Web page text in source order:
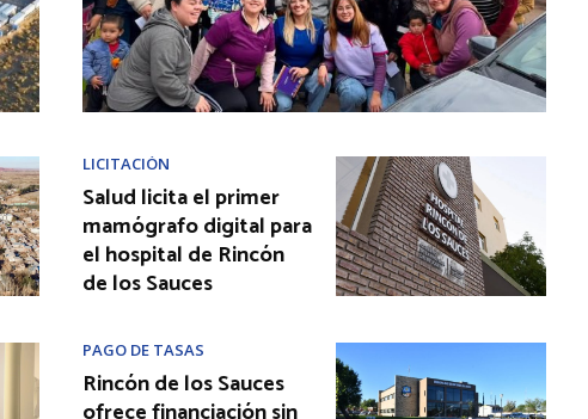
LICITACIÓN
Salud licita el primer
mamógrafo digital para
el hospital de Rincón
de los Sauces
PAGO DE TASAS
Rincón de los Sauces